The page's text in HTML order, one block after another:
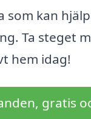
som kan
Ta steget
hem idag!
gratis